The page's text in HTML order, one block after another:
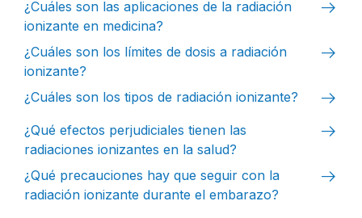
¿Cuáles son las aplicaciones de la radiación
ionizante en medicina?
arrow_right_alt
¿Cuáles son los límites de dosis a radiación
ionizante?
arrow_right_alt
¿Cuáles son los tipos de radiación ionizante? arrow_right_alt
¿Qué efectos perjudiciales tienen las
radiaciones ionizantes en la salud?
arrow_right_alt
¿Qué precauciones hay que seguir con la
radiación ionizante durante el embarazo?
arrow_right_alt